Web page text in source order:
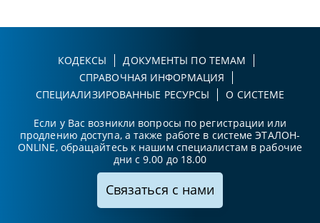
КОДЕКСЫ
ДОКУМЕНТЫ ПО ТЕМАМ
СПРАВОЧНАЯ ИНФОРМАЦИЯ
СПЕЦИАЛИЗИРОВАННЫЕ РЕСУРСЫ
О СИСТЕМЕ
Если у Вас возникли вопросы по регистрации или
продлению доступа, а также работе в системе ЭТАЛОН-
ONLINE, обращайтесь к нашим специалистам в рабочие
дни с 9.00 до 18.00
Связаться с нами